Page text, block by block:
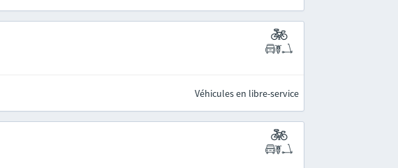
Véhicules en libre-service